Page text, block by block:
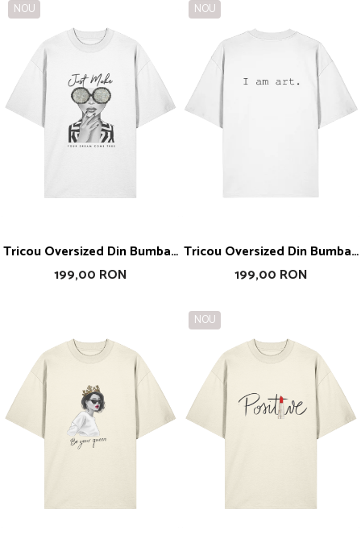
NOU
Tricou Oversized Din Bumbac
Organic Just Make Your
199,00 RON
NOU
Tricou Oversized Din Bumbac
Organic I Am Art
199,00 RON
NOU